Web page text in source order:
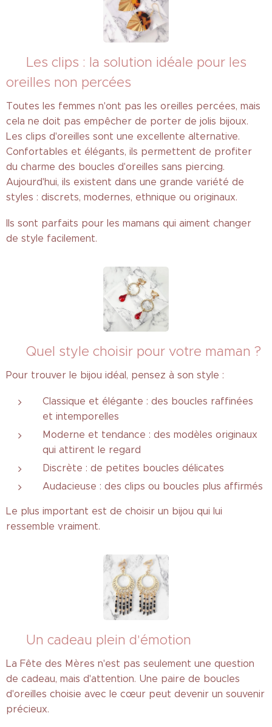
✨ Les clips : la solution idéale pour les
oreilles non percées
Toutes les femmes n'ont pas les oreilles percées, mais
cela ne doit pas empêcher de porter de jolis bijoux.
Les clips d'oreilles sont une excellente alternative.
Confortables et élégants, ils permettent de profiter
du charme des boucles d'oreilles sans piercing.
Aujourd'hui, ils existent dans une grande variété de
styles : discrets, modernes, ethnique ou originaux.
Ils sont parfaits pour les mamans qui aiment changer
de style facilement.
✨ Quel style choisir pour votre maman ?
Pour trouver le bijou idéal, pensez à son style :
Classique et élégante : des boucles raffinées
et intemporelles
Moderne et tendance : des modèles originaux
qui attirent le regard
Discrète : de petites boucles délicates
Audacieuse : des clips ou boucles plus affirmés
Le plus important est de choisir un bijou qui lui
ressemble vraiment.
✨ Un cadeau plein d'émotion
La Fête des Mères n'est pas seulement une question
de cadeau, mais d'attention. Une paire de boucles
d'oreilles choisie avec le cœur peut devenir un souvenir
précieux.